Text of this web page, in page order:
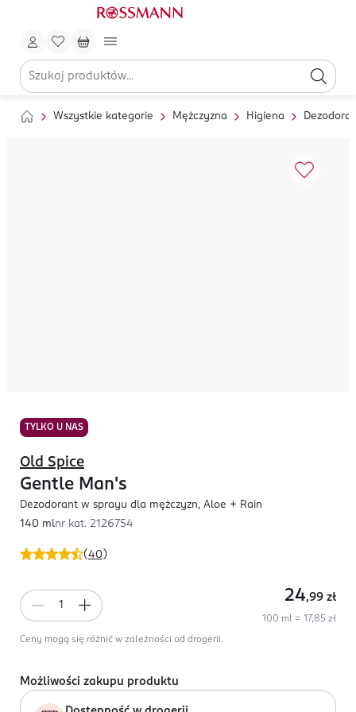
Wszystkie kategorie Mężczyzna Higiena
TYLKO U NAS
(40 )
Old Spice
Gentle Man's
Dezodorant w sprayu dla mężczyzn, Aloe + Rain
140 mlnr kat. 2126754
24,99 zł
100 ml = 17,85 zł
Ceny mogą się różnić w zależności od drogerii.
Możliwości zakupu produktu